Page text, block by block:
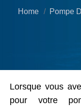
Home Pompe
Lorsque vous
pour votre